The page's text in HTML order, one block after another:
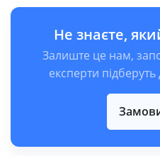
Не знаєте,
Залиште це нам,
експерти